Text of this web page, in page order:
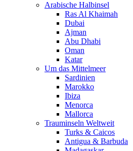
Arabische Halbinsel
Ras Al Khaimah
Dubai
Ajman
Abu Dhabi
Oman
Katar
Um das Mittelmeer
Sardinien
Marokko
Ibiza
Menorca
Mallorca
Trauminseln Weltweit
Turks & Caicos
Antigua & Barbuda